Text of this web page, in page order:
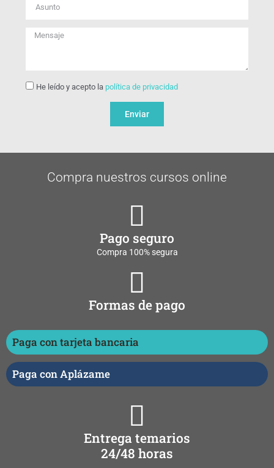
He leído y acepto la política de privacidad
Enviar
Compra nuestros cursos online
Pago seguro
Compra 100% segura
Formas de pago
Paga con tarjeta bancaria
Paga con Aplázame
Entrega temarios
24/48 horas